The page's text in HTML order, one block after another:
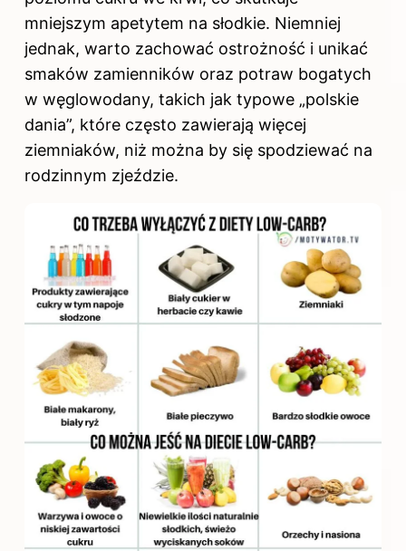
mniejszym apetytem na słodkie. Niemniej
jednak, warto zachować ostrożność i unikać
smaków zamienników oraz potraw bogatych
w węglowodany, takich jak typowe „polskie
dania”, które często zawierają więcej
ziemniaków, niż można by się spodziewać na
rodzinnym zjeździe.